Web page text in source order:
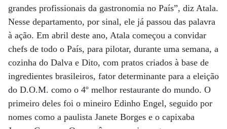
grandes profissionais da gastronomia no País”, diz Atala.
Nesse departamento, por sinal, ele já passou das palavra
à ação. Em abril deste ano, Atala começou a convidar
chefs de todo o País, para pilotar, durante uma semana, a
cozinha do Dalva e Dito, com pratos criados à base de
ingredientes brasileiros, fator determinante para a eleição
do D.O.M. como o 4º melhor restaurante do mundo. O
primeiro deles foi o mineiro Edinho Engel, seguido por
nomes como a paulista Janete Borges e o capixaba